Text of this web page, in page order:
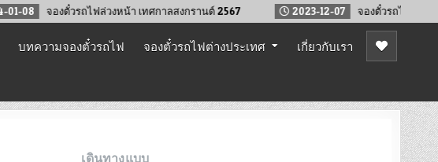
จองตั๋วรถไฟล่วงหน้า เทศกาลสงกรานต์ 2567 2023-12-07 จองตั๋วรถไฟล่วงหน้า 90 วั
บทความจองตั๋วรถไฟ จองตั๋วรถไฟต่างประเทศ เกี่ยวกับเรา